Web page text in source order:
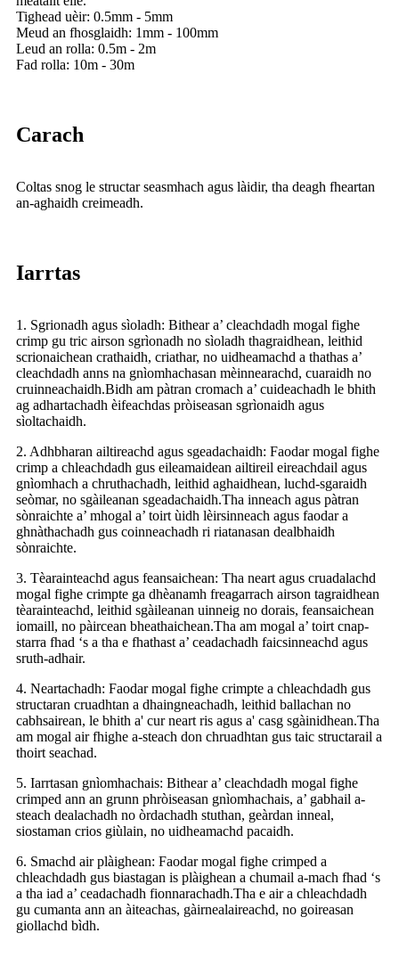
Tighead uèir: 0.5mm - 5mm
Meud an fhosglaidh: 1mm - 100mm
Leud an rolla: 0.5m - 2m
Fad rolla: 10m - 30m
Carach
Coltas snog le structar seasmhach agus làidir, tha deagh fheartan
an-aghaidh creimeadh.
Iarrtas
1. Sgrionadh agus sìoladh: Bithear a’ cleachdadh mogal fighe
crimp gu tric airson sgrìonadh no sìoladh thagraidhean, leithid
scrionaichean crathaidh, criathar, no uidheamachd a thathas a’
cleachdadh anns na gnìomhachasan mèinnearachd, cuaraidh no
cruinneachaidh.Bidh am pàtran cromach a’ cuideachadh le bhith
ag adhartachadh èifeachdas pròiseasan sgrìonaidh agus
sìoltachaidh.
2. Adhbharan ailtireachd agus sgeadachaidh: Faodar mogal fighe
crimp a chleachdadh gus eileamaidean ailtireil eireachdail agus
gnìomhach a chruthachadh, leithid aghaidhean, luchd-sgaraidh
seòmar, no sgàileanan sgeadachaidh.Tha inneach agus pàtran
sònraichte a’ mhogal a’ toirt ùidh lèirsinneach agus faodar a
ghnàthachadh gus coinneachadh ri riatanasan dealbhaidh
sònraichte.
3. Tèarainteachd agus feansaichean: Tha neart agus cruadalachd
mogal fighe crimpte ga dhèanamh freagarrach airson tagraidhean
tèarainteachd, leithid sgàileanan uinneig no dorais, feansaichean
iomaill, no pàircean bheathaichean.Tha am mogal a’ toirt cnap-
starra fhad ‘s a tha e fhathast a’ ceadachadh faicsinneachd agus
sruth-adhair.
4. Neartachadh: Faodar mogal fighe crimpte a chleachdadh gus
structaran cruadhtan a dhaingneachadh, leithid ballachan no
cabhsairean, le bhith a' cur neart ris agus a' casg sgàinidhean.Tha
am mogal air fhighe a-steach don chruadhtan gus taic structarail a
thoirt seachad.
5. Iarrtasan gnìomhachais: Bithear a’ cleachdadh mogal fighe
crimped ann an grunn phròiseasan gnìomhachais, a’ gabhail a-
steach dealachadh no òrdachadh stuthan, geàrdan inneal,
siostaman crios giùlain, no uidheamachd pacaidh.
6. Smachd air plàighean: Faodar mogal fighe crimped a
chleachdadh gus biastagan is plàighean a chumail a-mach fhad ‘s
a tha iad a’ ceadachadh fionnarachadh.Tha e air a chleachdadh
gu cumanta ann an àiteachas, gàirnealaireachd, no goireasan
giollachd bìdh.